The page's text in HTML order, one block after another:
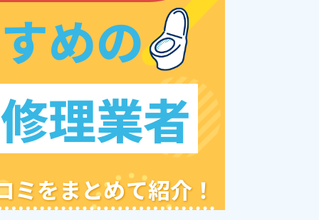
めの
理業者
をまとめて紹介！